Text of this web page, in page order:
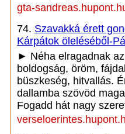
gta-
74. Szavakká érett
Kárpátok öleléséből-
► Néha elragadnak
boldogság, öröm,
büszkeség, hitvallás.
dallamba szövöd
Fogadd hát nagy